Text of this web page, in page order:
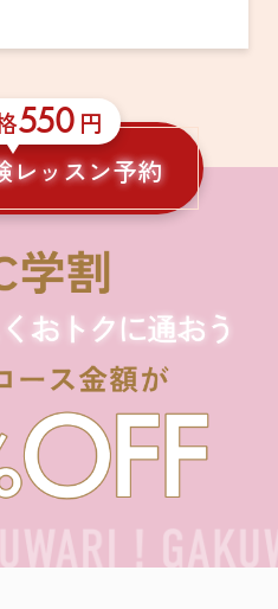
550 円
レッスン予約